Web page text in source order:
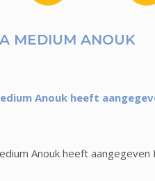
MEDIUM ANOUK
Anouk heeft
Anouk heeft